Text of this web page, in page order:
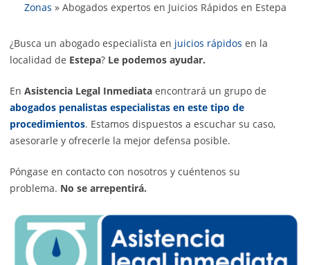
Zonas » Abogados expertos en Juicios Rápidos en Estepa
¿Busca un abogado especialista en juicios rápidos en la
localidad de Estepa? Le podemos ayudar.
En Asistencia Legal Inmediata encontrará un grupo de
abogados penalistas especialistas en este tipo de
procedimientos. Estamos dispuestos a escuchar su caso,
asesorarle y ofrecerle la mejor defensa posible.
Póngase en contacto con nosotros y cuéntenos su
problema. No se arrepentirá.